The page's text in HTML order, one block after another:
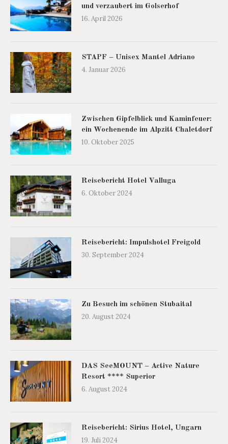
und verzaubert im Golserhof
16. April 2026
STAPF – Unisex Mantel Adriano
4. Januar 2026
Zwischen Gipfelblick und Kaminfeuer:
ein Wochenende im Alpzitt Chaletdorf
10. Oktober 2025
Reisebericht Hotel Valluga
6. Oktober 2024
Reisebericht: Impulshotel Freigold
30. September 2024
Zu Besuch im schönen Stubaital
20. August 2024
DAS SeeMOUNT – Active Nature
Resort **** Superior
6. August 2024
Reisebericht: Sirius Hotel, Ungarn
19. Juli 2024